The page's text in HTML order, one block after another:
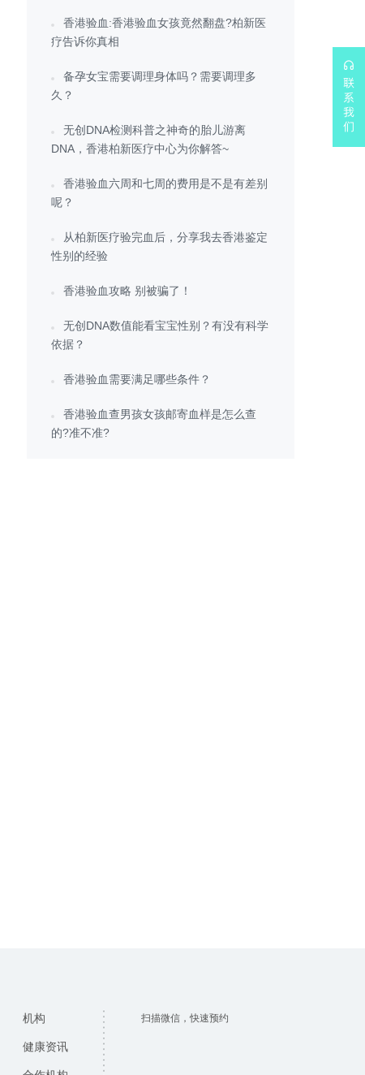
香港验血:香港验血女孩竟然翻盘?柏新医
疗告诉你真相
备孕女宝需要调理身体吗？需要调理多
久？
无创DNA检测科普之神奇的胎儿游离
DNA，香港柏新医疗中心为你解答~
香港验血六周和七周的费用是不是有差别
呢？
从柏新医疗验完血后，分享我去香港鉴定
性别的经验
香港验血攻略 别被骗了！
无创DNA数值能看宝宝性别？有没有科学
依据？
香港验血需要满足哪些条件？
香港验血查男孩女孩邮寄血样是怎么查
的?准不准?
机构
健康资讯
扫描微信，快速预约